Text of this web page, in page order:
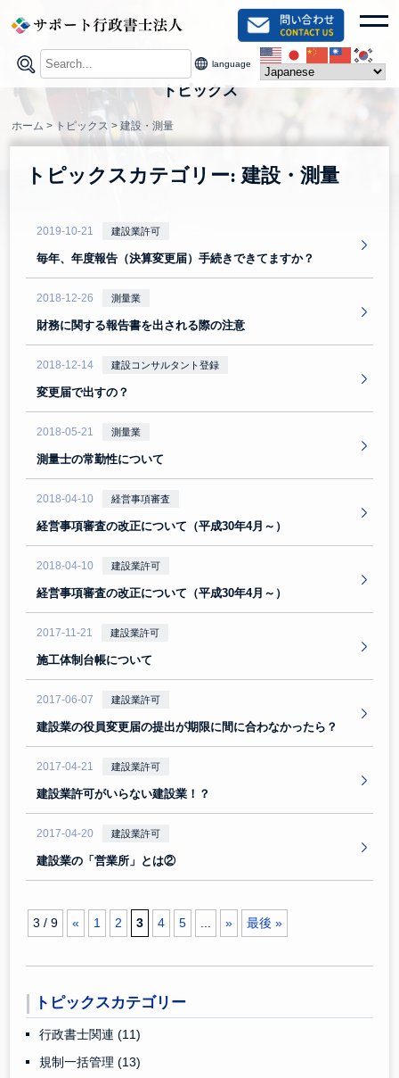
content
language
トピックス
ホーム > トピックス >建設・測量
トピックスカテゴリー:建設・測量
2019-10-21 建設業許可
毎年、年度報告（決算変更届）手続きできてますか？
2018-12-26 測量業
財務に関する報告書を出される際の注意
2018-12-14 建設コンサルタント登録
変更届で出すの？
2018-05-21 測量業
測量士の常勤性について
2018-04-10 経営事項審査
経営事項審査の改正について（平成30年4月～）
2018-04-10 建設業許可
経営事項審査の改正について（平成30年4月～）
2017-11-21 建設業許可
施工体制台帳について
2017-06-07 建設業許可
建設業の役員変更届の提出が期限に間に合わなかったら？
2017-04-21 建設業許可
建設業許可がいらない建設業！？
2017-04-20 建設業許可
建設業の「営業所」とは②
3 / 9 « 1 2 3 4 5 ... » 最後 »
トピックスカテゴリー
行政書士関連(11)
規制一括管理(13)